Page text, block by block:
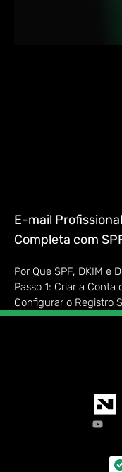
E-mail
Completa com
Por Que SPF, DKIM e
Passo 1: Criar a
Configurar o Registro